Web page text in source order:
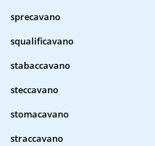
sprecavano
squalificavano
stabaccavano
steccavano
stomacavano
straccavano